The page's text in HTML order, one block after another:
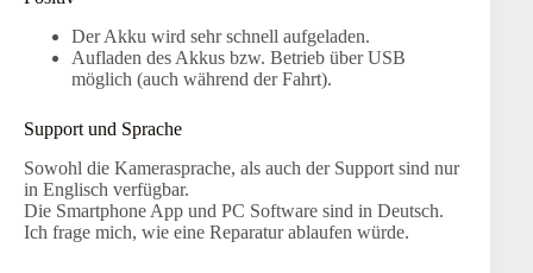
Der Akku wird sehr schnell aufgeladen.
Aufladen des Akkus bzw. Betrieb über USB
möglich (auch während der Fahrt).
Support und Sprache
Sowohl die Kamerasprache, als auch der Support sind nur
in Englisch verfügbar.
Die Smartphone App und PC Software sind in Deutsch.
Ich frage mich, wie eine Reparatur ablaufen würde.